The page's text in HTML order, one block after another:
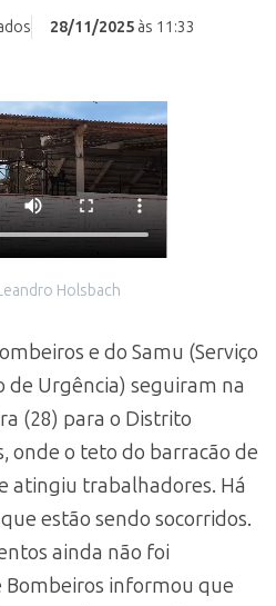
28/11/2025 às 11:33
Holsbach
e do Samu (Serviço
Urgência) seguiram na
(28) para o Distrito
onde o teto do barracão de
atingiu trabalhadores. Há
estão sendo socorridos.
ainda não foi
Bombeiros informou que